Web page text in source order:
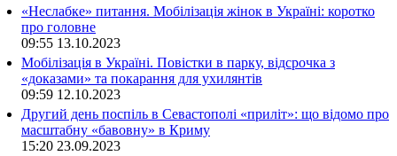
«Неслабке» питання. Мобілізація жінок в Україні: коротко
про головне
09:55 13.10.2023
Мобілізація в Україні. Повістки в парку, відсрочка з
«доказами» та покарання для ухилянтів
09:59 12.10.2023
Другий день поспіль в Севастополі «приліт»: що відомо про
масштабну «бавовну» в Криму
15:20 23.09.2023